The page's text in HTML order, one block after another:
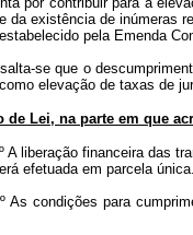
da existência de inúmeras
pela Emenda
se que o
elevação de taxas de
de Lei, na parte em que
A liberação financeira das
efetuada em parcela
As condições para